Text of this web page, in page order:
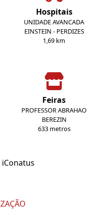
Hospitais
UNIDADE AVANCADA
EINSTEIN - PERDIZES
1,69 km
Feiras
PROFESSOR ABRAHAO
BEREZIN
633 metros
iConatus